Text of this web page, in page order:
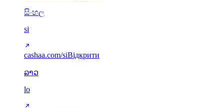
සිංහල
si
cashaa.com/siВідкрити
ລາວ
lo